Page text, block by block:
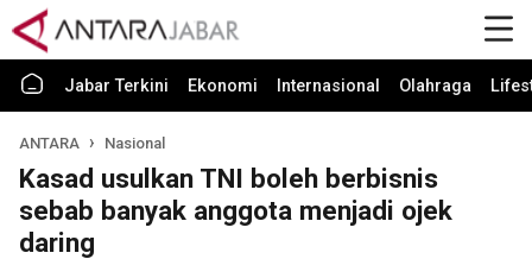
Jabar Terkini Ekonomi Internasional Olahraga
ANTARA Nasional
Kasad usulkan TNI boleh berbisnis
sebab banyak anggota menjadi ojek
daring